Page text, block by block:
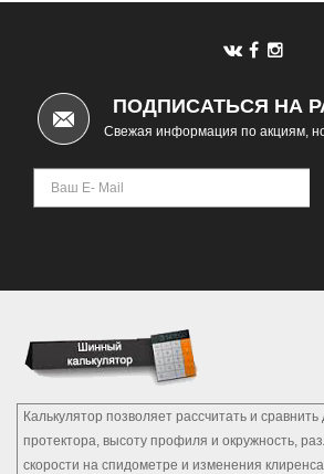
ПОДПИСАТЬСЯ НА
Свежая информация по акциям,
Калькулятор позволяет рассчитать и
протектора, высоту профиля и окружность,
скорости на спидометре и изменения клиренса